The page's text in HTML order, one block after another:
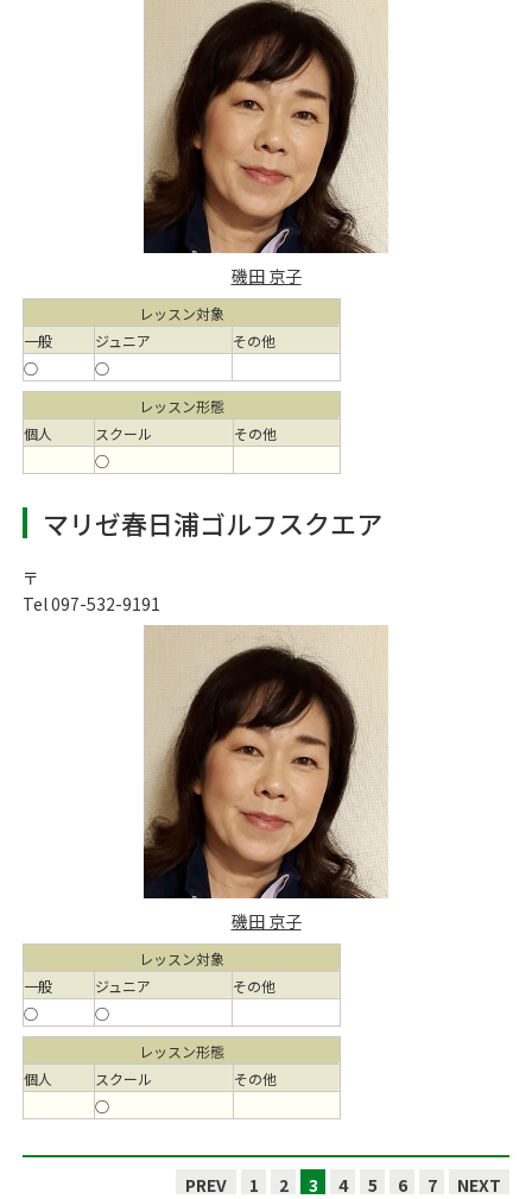
磯田 京子
レッスン対象
一般
ジュニア
その他
○
○
レッスン形態
個人
スクール
その他
○
マリゼ春日浦ゴルフスクエア
〒
Tel 097-532-9191
磯田 京子
レッスン対象
一般
ジュニア
その他
○
○
レッスン形態
個人
スクール
その他
○
PREV 1 2 3 4 5 6 7 NEXT